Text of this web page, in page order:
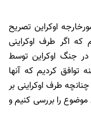
اوکراین تصریح
که اگر طرف اوکراینی
در جنگ اوکراین توسط
توافق کردیم که آنها
طرف اوکراینی بر
موضوع را بررسی کنیم و